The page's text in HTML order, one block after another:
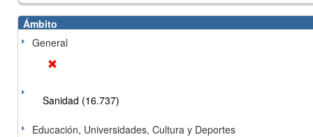
Ámbito
General
Sanidad (16.737)
Educación, Universidades, Cultura y Deportes